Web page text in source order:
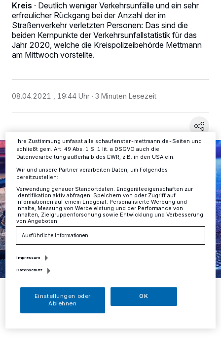
Kreis · Deutlich weniger Verkehrsunfälle und ein sehr
erfreulicher Rückgang bei der Anzahl der im
Straßenverkehr verletzten Personen: Das sind die
beiden Kernpunkte der Verkehrsunfallstatistik für das
Jahr 2020, welche die Kreispolizeibehörde Mettmann
am Mittwoch vorstellte.
08.04.2021 , 19:44 Uhr 3 Minuten Lesezeit
Oftmals handelt es sich bei den Unfällen mit Fahrrad um
sogenannte Alleinunfälle ohne Fremdverschulden
Foto: Christoph Petersen
Wir und unsere 218
-Partner speichern und greifen auf
personenbezogene Daten wie Browserdaten oder eindeutige
Kennungen auf Ihrem Gerät zu. Durch Auswahl von OK aktivieren Sie
Zwecke. Wenn Tracker deaktiviert sind, sind manche Inhalte und
dieses Menü jederzeit wieder aufrufen, um Ihre Einstellungen zu
Einstellungen oder Ablehnen am unteren Rand der Webseite klicken.
Ihre Zustimmung umfasst alle schaufenster-mettmann.de-Seiten und
schließt gem. Art. 49 Abs. 1 S. 1 lit. a DSGVO auch die
Datenverarbeitung außerhalb des EWR, z.B. in den USA ein.
Wir und unsere Partner verarbeiten Daten, um Folgendes
bereitzustellen:
Verwendung genauer Standortdaten. Endgeräteeigenschaften zur
Identifikation aktiv abfragen. Speichern von oder Zugriff auf
Informationen auf einem Endgerät. Personalisierte Werbung und
Inhalte, Messung von Werbeleistung und der Performance von
Inhalten, Zielgruppenforschung sowie Entwicklung und Verbesserung
von Angeboten.
Ausführliche Informationen
Impressum
Datenschutz
Einstellungen oder
Ablehnen
OK